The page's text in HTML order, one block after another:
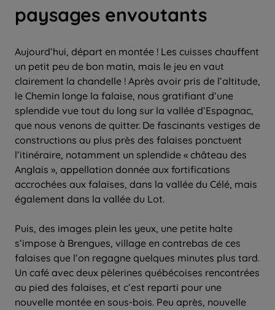
paysages envoutants
Aujourd’hui, départ en montée ! Les cuisses chauffent
un petit peu de bon matin, mais le jeu en vaut
clairement la chandelle ! Après avoir pris de l’altitude,
le Chemin longe la falaise, nous gratifiant d’une
splendide vue tout du long sur la vallée d’Espagnac,
que nous venons de quitter. De fascinants vestiges de
constructions au plus près des falaises ponctuent
l’itinéraire, notamment un splendide « château des
Anglais », appellation donnée aux fortifications
accrochées aux falaises, dans la vallée du Célé, mais
également dans la vallée du Lot.
Puis, des images plein les yeux, une petite halte
s’impose à Brengues, village en contrebas de ces
falaises que l’on regagne quelques minutes plus tard.
Un café avec deux pèlerines québécoises rencontrées
au pied des falaises, et c’est reparti pour une
nouvelle montée en sous-bois. Peu après, nouvelle